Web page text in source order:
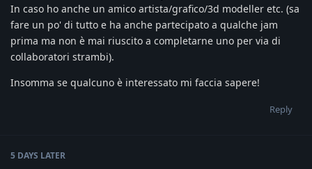
In caso ho anche un amico artista/grafico/3d modeller etc. (sa
fare un po' di tutto e ha anche partecipato a qualche jam
prima ma non è mai riuscito a completarne uno per via di
collaboratori strambi).
Insomma se qualcuno è interessato mi faccia sapere!
Reply
5 DAYS LATER